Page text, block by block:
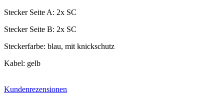
Stecker Seite A: 2x SC
Stecker Seite B: 2x SC
Steckerfarbe: blau, mit knickschutz
Kabel: gelb
Kundenrezensionen